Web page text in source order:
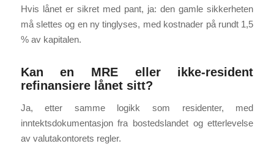
Hvis lånet er sikret med pant, ja: den gamle sikkerheten
må slettes og en ny tinglyses, med kostnader på rundt 1,5
% av kapitalen.
Kan en MRE eller ikke-resident
refinansiere lånet sitt?
Ja, etter samme logikk som residenter, med
inntektsdokumentasjon fra bostedslandet og etterlevelse
av valutakontorets regler.